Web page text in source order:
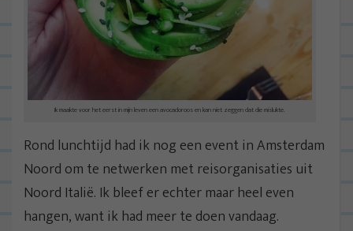
Ik maakte voor het eerst in mijn leven een avocadoroos en kan niet zeggen dat die mislukte.
Rond lunchtijd had ik nog een event in Amsterdam
Noord om te netwerken met reisorganisaties uit
Noord Italië. Ik bleef er echter maar heel even
hangen, want ik had meer te doen vandaag.